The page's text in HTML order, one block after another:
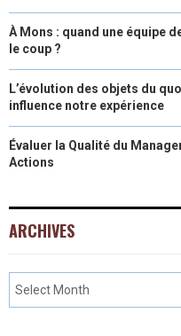
À Mons : quand une équipe
le coup ?
L’évolution des objets du
influence notre expérience
Évaluer la Qualité du
Actions
ARCHIVES